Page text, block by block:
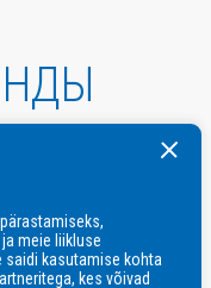
meie liikluse
saidi kasutamise kohta
kes võivad